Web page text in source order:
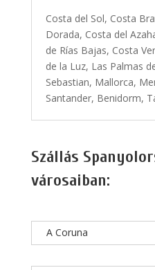
Costa del Sol, Costa
Dorada, Costa del
de Rías Bajas, Costa
de la Luz, Las Palmas
Sebastian, Mallorca,
Santander, Benidorm,
Szállás
városaiban:
A Coruna